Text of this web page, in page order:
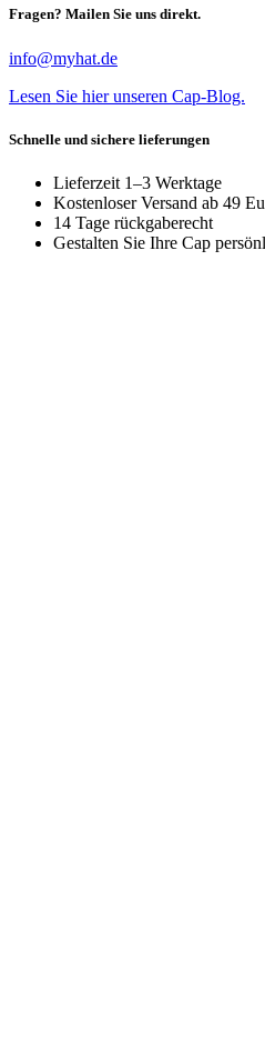
Fragen? Mailen Sie uns direkt.
info@myhat.de
Lesen Sie hier unseren Cap-Blog.
Schnelle und sichere lieferungen
Lieferzeit 1–3 Werktage
Kostenloser Versand ab 49
14 Tage rückgaberecht
Gestalten Sie Ihre Cap